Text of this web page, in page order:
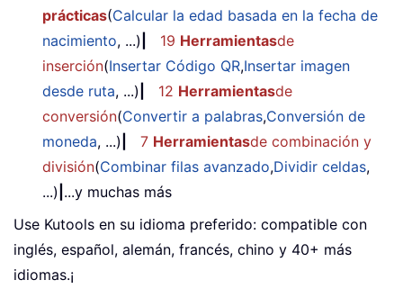
prácticas(Calcular la edad basada en la fecha de
nacimiento, ...) 19 Herramientasde
inserción(Insertar Código QR,Insertar imagen
desde ruta, ...) 12 Herramientasde
conversión(Convertir a palabras,Conversión de
moneda, ...) 7 Herramientasde combinación y
división(Combinar filas avanzado,Dividir celdas,
...) ...y muchas más
Use Kutools en su idioma preferido: compatible con
inglés, español, alemán, francés, chino y 40+ más
idiomas.¡